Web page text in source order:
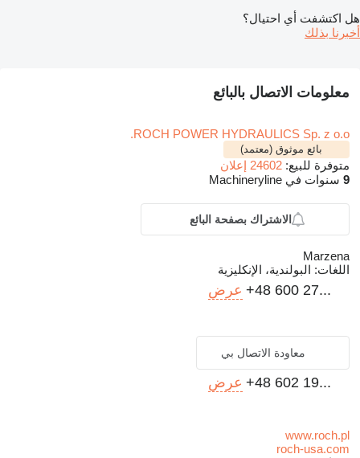
هل اكتشفت أي احتيال؟
أخبرنا بذلك
معلومات الاتصال بالبائع
ROCH POWER HYDRAULICS Sp. z o.o.
بائع موثوق (معتمد)
متوفرة للبيع: 24602 إعلان
9 سنوات في Machineryline
الاشتراك بصفحة البائع
Marzena
اللغات: البولندية، الإنكليزية
+48 600 27... عرض
معاودة الاتصال بي
+48 602 19... عرض
www.roch.pl
roch-usa.com